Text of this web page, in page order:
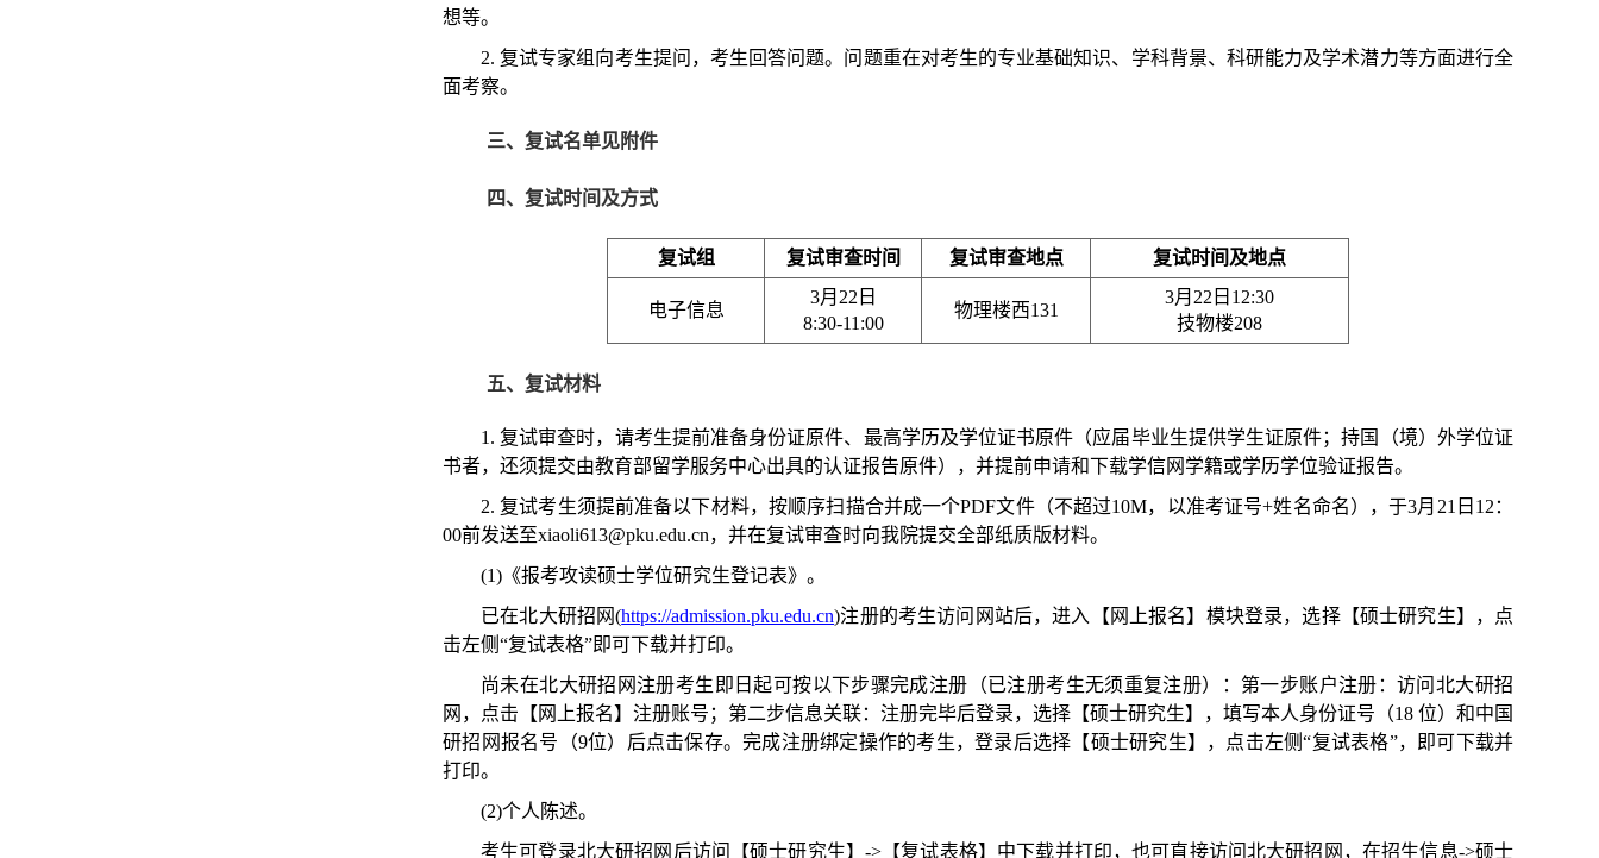
想等。
2. 复试专家组向考生提问，考生回答问题。问题重在对考生的专业基础知识、学科背景、科研能力及学术潜力等方面进行全
面考察。
三、复试名单见附件
四、复试时间及方式
复试组 复试审查时间 复试审查地点 复试时间及地点
电子信息
3月22日
8:30-11:00
物理楼西131
3月22日12:30
技物楼208
五、复试材料
1. 复试审查时，请考生提前准备身份证原件、最高学历及学位证书原件（应届毕业生提供学生证原件；持国（境）外学位证
书者，还须提交由教育部留学服务中心出具的认证报告原件），并提前申请和下载学信网学籍或学历学位验证报告。
2. 复试考生须提前准备以下材料，按顺序扫描合并成一个PDF文件（不超过10M，以准考证号+姓名命名），于3月21日12：
00前发送至xiaoli613@pku.edu.cn， 并在复试审查时向我院提交全部纸质版材料。
(1)《报考攻读硕士学位研究生登记表》。
已在北大研招网(https://admission.pku.edu.cn)注册的考生访问网站后，进入【网上报名】模块登录，选择【硕士研究生】，点
击左侧“复试表格”即可下载并打印。
尚未在北大研招网注册考生即日起可按以下步骤完成注册（已注册考生无须重复注册）：第一步账户注册：访问北大研招
网，点击【网上报名】注册账号；第二步信息关联：注册完毕后登录，选择【硕士研究生】，填写本人身份证号（18 位）和中国
研招网报名号（9位）后点击保存。完成注册绑定操作的考生，登录后选择【硕士研究生】，点击左侧“复试表格”，即可下载并
打印。
(2)个人陈述。
考生可登录北大研招网后访问【硕士研究生】->【复试表格】中下载并打印，也可直接访问北大研招网，在招生信息->硕士